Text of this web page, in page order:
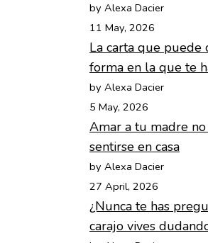
by Alexa Dacier
11 May, 2026
La carta que puede
forma en la que te
by Alexa Dacier
5 May, 2026
Amar a tu madre
sentirse en casa
by Alexa Dacier
27 April, 2026
¿Nunca te has
carajo vives